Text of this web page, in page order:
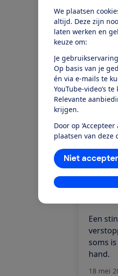
We plaatsen
altijd. Deze zijn
laten werken en
keuze om:
Je
Op basis van je
én via e-mails te
YouTube-video’s
Relevante
krijgen.
Door op
plaatsen van deze
Niet
Instellingen
Het is
Wij
Is je
vaak
4 maart
Een
soms
hand.
18 mei